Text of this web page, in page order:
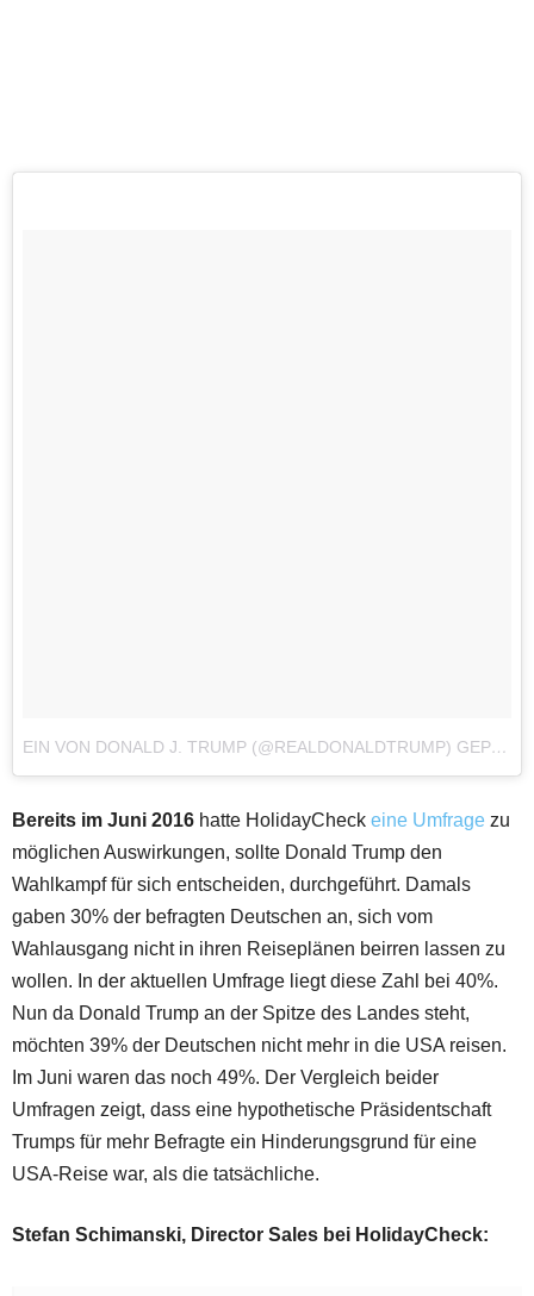
EIN VON DONALD J. TRUMP (@REALDONALDTRUMP) GEPOSTETES FOTO
Bereits im Juni 2016 hatte HolidayCheck eine Umfrage zu
möglichen Auswirkungen, sollte Donald Trump den
Wahlkampf für sich entscheiden, durchgeführt. Damals
gaben 30% der befragten Deutschen an, sich vom
Wahlausgang nicht in ihren Reiseplänen beirren lassen zu
wollen. In der aktuellen Umfrage liegt diese Zahl bei 40%.
Nun da Donald Trump an der Spitze des Landes steht,
möchten 39% der Deutschen nicht mehr in die USA reisen.
Im Juni waren das noch 49%. Der Vergleich beider
Umfragen zeigt, dass eine hypothetische Präsidentschaft
Trumps für mehr Befragte ein Hinderungsgrund für eine
USA-Reise war, als die tatsächliche.
Stefan Schimanski, Director Sales bei HolidayCheck: